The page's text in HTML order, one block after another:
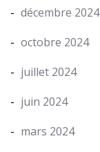
décembre 2024
octobre 2024
juillet 2024
juin 2024
mars 2024